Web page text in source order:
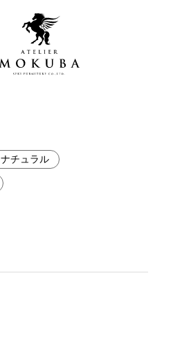
納品事例（店舗・
ナチュラル